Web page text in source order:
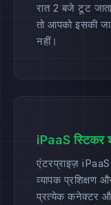
रात 2 बजे टूट
तो आपको इसकी
नहीं।
iPaaS स्टिकर
एंटरप्राइज़ iPaaS
व्यापक प्रशिक्षण
प्रत्येक कनेक्टर